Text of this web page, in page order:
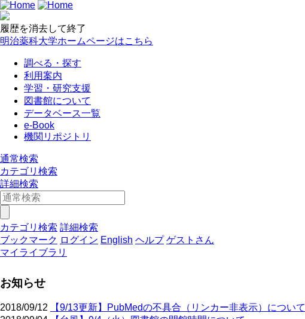
履歴を消去して終了
明治薬科大学ホームページはこちら
調べる・探す
利用案内
学習・研究支援
図書館について
データベース一覧
e-Book
機関リポジトリ
通常検索
カテゴリ検索
詳細検索
カテゴリ検索 詳細検索
ブックマーク ログイン English ヘルプ ゲストさん
マイライブラリ
お知らせ
2018/09/12
【9/13更新】PubMedの不具合（リンカー非表示）について